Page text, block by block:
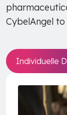
CybelAngel
Individuelle